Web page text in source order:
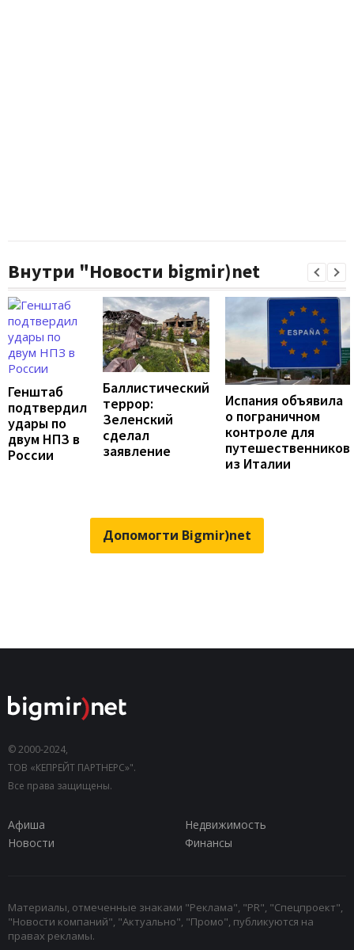
Внутри "Новости bigmir)net
Генштаб
подтвердил
удары по
двум НПЗ в
России
Баллистический
террор:
Зеленский
сделал
заявление
Испания объявила
о пограничном
контроле для
путешественников
из Италии
Допомогти Bigmir)net
© 2000-2024,
ТОВ «КЕПРЕЙТ ПАРТНЕРС»".
Все права защищены.
Афиша
Недвижимость
Новости
Финансы
Материалы, отмеченные знаками "Реклама", "PR", "Спецпроект",
"Новости компаний", "Актуально", "Промо", публикуются на
правах рекламы.